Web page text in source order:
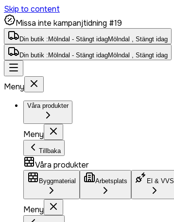
Skip to content
Missa inte kampanjtidning #19
Din butik : Mölndal - Stängt idagMölndal , Stängt idag
Din butik : Mölndal - Stängt idagMölndal , Stängt idag
Meny
Våra produkter
Meny
Tillbaka
Våra produkter
Byggmaterial Arbetsplats El & VVS
Meny